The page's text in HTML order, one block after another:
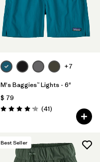
+7
M's Baggies™ Lights - 6"
$ 79
Valoración: 4.1 / 5
(41Comentarios
)
Best Seller